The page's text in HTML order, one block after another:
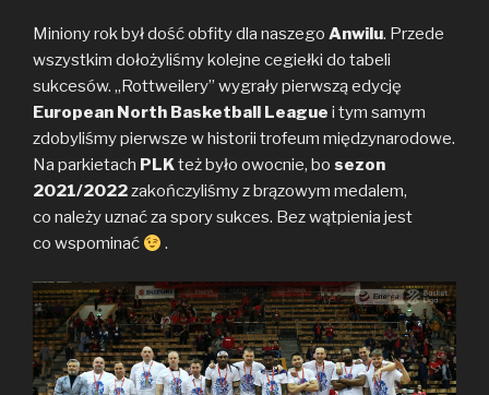
Miniony rok był dość obfity dla naszego Anwilu. Przede
wszystkim dołożyliśmy kolejne cegiełki do tabeli
sukcesów. „Rottweilery” wygrały pierwszą edycję
European North Basketball League i tym samym
zdobyliśmy pierwsze w historii trofeum międzynarodowe.
Na parkietach PLKteż było owocnie, bo sezon
2021/2022zakończyliśmy z brązowym medalem,
co należy uznać za spory sukces. Bez wątpienia jest
co wspominać
.